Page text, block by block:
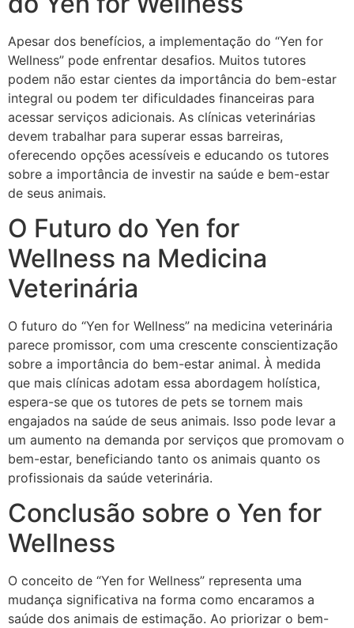
Apesar dos benefícios, a implementação do “Yen for
Wellness” pode enfrentar desafios. Muitos tutores
podem não estar cientes da importância do bem-estar
integral ou podem ter dificuldades financeiras para
acessar serviços adicionais. As clínicas veterinárias
devem trabalhar para superar essas barreiras,
oferecendo opções acessíveis e educando os tutores
sobre a importância de investir na saúde e bem-estar
de seus animais.
O Futuro do Yen for
Wellness na Medicina
Veterinária
O futuro do “Yen for Wellness” na medicina veterinária
parece promissor, com uma crescente conscientização
sobre a importância do bem-estar animal. À medida
que mais clínicas adotam essa abordagem holística,
espera-se que os tutores de pets se tornem mais
engajados na saúde de seus animais. Isso pode levar a
um aumento na demanda por serviços que promovam o
bem-estar, beneficiando tanto os animais quanto os
profissionais da saúde veterinária.
Conclusão sobre o Yen for
Wellness
O conceito de “Yen for Wellness” representa uma
mudança significativa na forma como encaramos a
saúde dos animais de estimação. Ao priorizar o bem-